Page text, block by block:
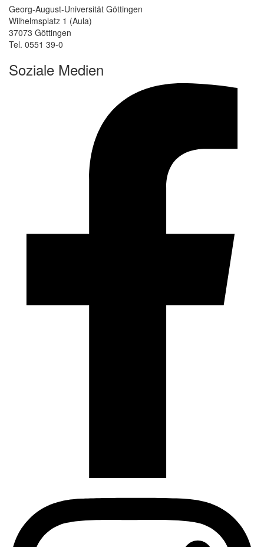
Georg-August-Universität Göttingen
Wilhelmsplatz 1 (Aula)
37073 Göttingen
Tel. 0551 39-0
Soziale Medien